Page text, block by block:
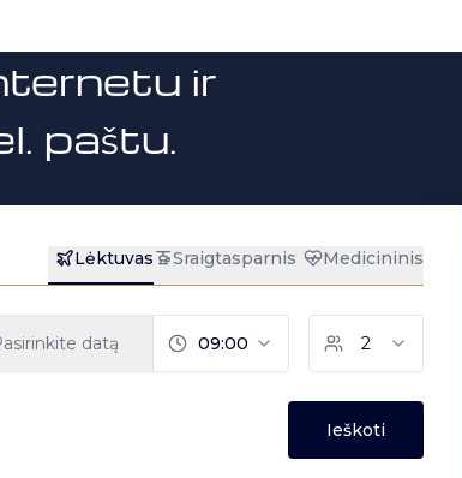
ir
paštu.